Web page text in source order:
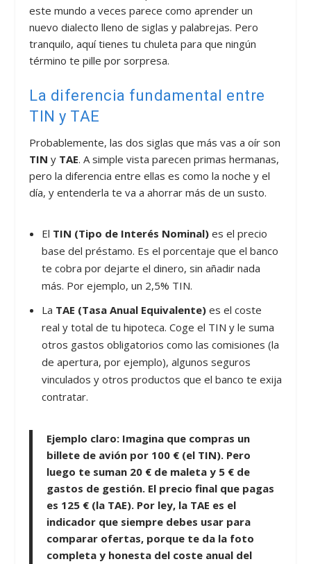
este mundo a veces parece como aprender un
nuevo dialecto lleno de siglas y palabrejas. Pero
tranquilo, aquí tienes tu chuleta para que ningún
término te pille por sorpresa.
La diferencia fundamental entre
TIN y TAE
Probablemente, las dos siglas que más vas a oír son
TIN y TAE. A simple vista parecen primas hermanas,
pero la diferencia entre ellas es como la noche y el
día, y entenderla te va a ahorrar más de un susto.
El TIN (Tipo de Interés Nominal)es el precio
base del préstamo. Es el porcentaje que el banco
te cobra por dejarte el dinero, sin añadir nada
más. Por ejemplo, un 2,5% TIN.
La TAE (Tasa Anual Equivalente)es el coste
real y total de tu hipoteca. Coge el TIN y le suma
otros gastos obligatorios como las comisiones (la
de apertura, por ejemplo), algunos seguros
vinculados y otros productos que el banco te exija
contratar.
Ejemplo claro: Imagina que compras un
billete de avión por 100 € (el TIN). Pero
luego te suman 20 € de maleta y 5 € de
gastos de gestión. El precio final que pagas
es 125 € (la TAE). Por ley, la TAE es el
indicador que siempre debes usar para
comparar ofertas, porque te da la foto
completa y honesta del coste anual del